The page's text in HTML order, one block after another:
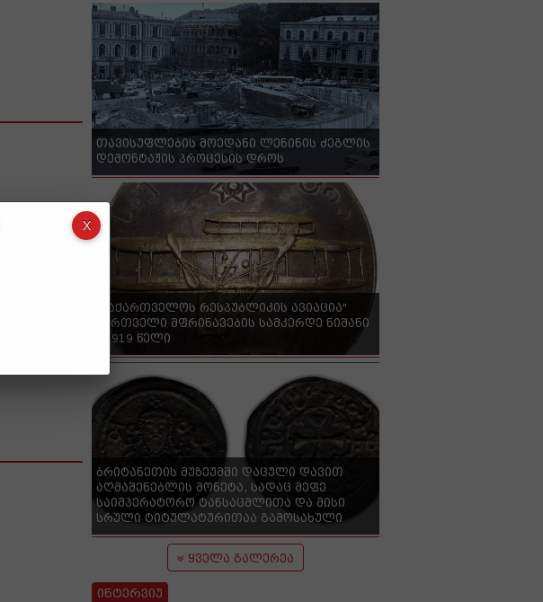
თავისუფლების მოედანი ლენინის ძეგლის
დემონტაჟის პროცესის დროს
"საქართველოს რესპუბლიკის ავიაცია"
ქართველი მფრინავების სამკერდე ნიშანი
- 1919 წელი
ბრიტანეთის მუზეუმში დაცული დავით
აღმაშენებლის მონეტა, სადაც მეფე
საიმპერატორო ტანსაცმლითა და მისი
სრული ტიტულატურითაა გამოსახული
ყველა გალერეა
ინტერვიუ